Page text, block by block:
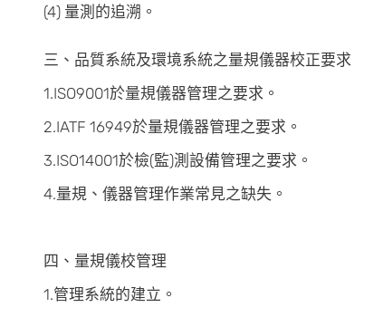
(4) 量測的追溯。
三、品質系統及環境系統之量規儀器校正要求
1.ISO9001於量規儀器管理之要求。
2.IATF 16949於量規儀器管理之要求。
3.ISO14001於檢(監)測設備管理之要求。
4.量規、儀器管理作業常見之缺失。
四、量規儀校管理
1.管理系統的建立。